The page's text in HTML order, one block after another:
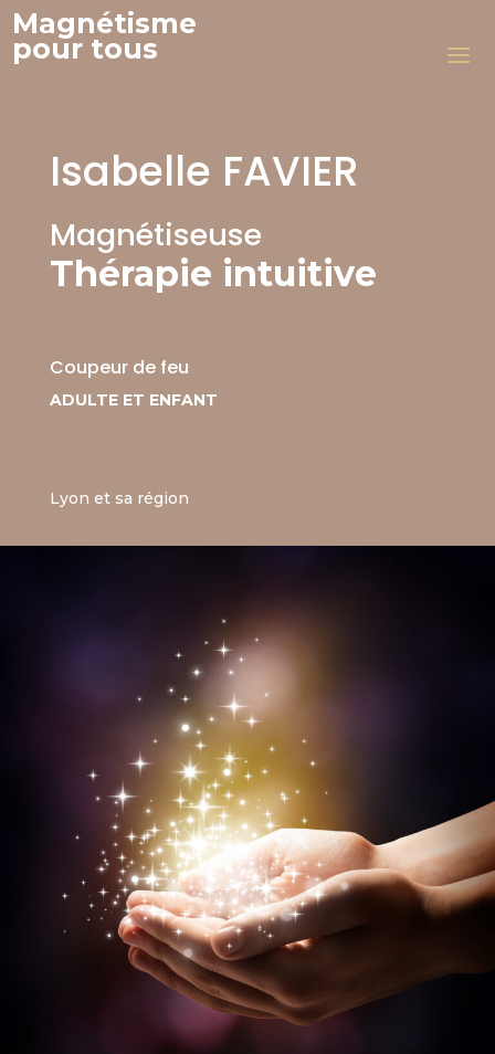
Magnétisme
pour tous
Isabelle FAVIER
Magnétiseuse
Thérapie intuitive
Coupeur de feu
ADULTE ET ENFANT
Lyon et sa région